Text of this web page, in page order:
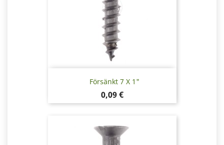
Försänkt 7 X 1"
Pris
0,09 €